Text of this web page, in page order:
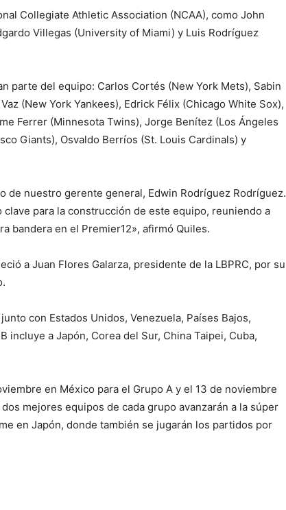
Collegiate Athletic Association (NCAA), como John
Villegas (University of Miami) y Luis Rodríguez
parte del equipo: Carlos Cortés (New York Mets), Sabin
(New York Yankees), Edrick Félix (Chicago White Sox),
Ferrer (Minnesota Twins), Jorge Benítez (Los Ángeles
Giants), Osvaldo Berríos (St. Louis Cardinals) y
de nuestro gerente general, Edwin Rodríguez Rodríguez.
para la construcción de este equipo, reuniendo a
bandera en el Premier12», afirmó Quiles.
a Juan Flores Galarza, presidente de la LBPRC, por su
con Estados Unidos, Venezuela, Países Bajos,
incluye a Japón, Corea del Sur, China Taipei, Cuba,
en México para el Grupo A y el 13 de noviembre
mejores equipos de cada grupo avanzarán a la súper
en Japón, donde también se jugarán los partidos por